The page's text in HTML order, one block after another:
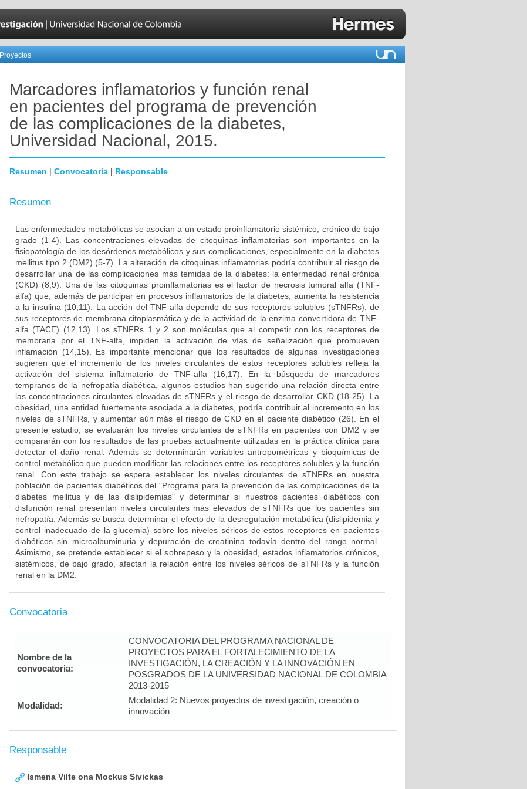
Proyectos
Marcadores inflamatorios y función renal
en pacientes del programa de prevención
de las complicaciones de la diabetes,
Universidad Nacional, 2015.
Resumen | Convocatoria | Responsable
Resumen
Las enfermedades metabólicas se asocian a un estado proinflamatorio sistémico, crónico de bajo
grado (1-4). Las concentraciones elevadas de citoquinas inflamatorias son importantes en la
fisiopatología de los desórdenes metabólicos y sus complicaciones, especialmente en la diabetes
mellitus tipo 2 (DM2) (5-7). La alteración de citoquinas inflamatorias podría contribuir al riesgo de
desarrollar una de las complicaciones más temidas de la diabetes: la enfermedad renal crónica
(CKD) (8,9). Una de las citoquinas proinflamatorias es el factor de necrosis tumoral alfa (TNF-
alfa) que, además de participar en procesos inflamatorios de la diabetes, aumenta la resistencia
a la insulina (10,11). La acción del TNF-alfa depende de sus receptores solubles (sTNFRs), de
sus receptores de membrana citoplasmática y de la actividad de la enzima convertidora de TNF-
alfa (TACE) (12,13). Los sTNFRs 1 y 2 son moléculas que al competir con los receptores de
membrana por el TNF-alfa, impiden la activación de vías de señalización que promueven
inflamación (14,15). Es importante mencionar que los resultados de algunas investigaciones
sugieren que el incremento de los niveles circulantes de estos receptores solubles refleja la
activación del sistema inflamatorio de TNF-alfa (16,17). En la búsqueda de marcadores
tempranos de la nefropatía diabética, algunos estudios han sugerido una relación directa entre
las concentraciones circulantes elevadas de sTNFRs y el riesgo de desarrollar CKD (18-25). La
obesidad, una entidad fuertemente asociada a la diabetes, podría contribuir al incremento en los
niveles de sTNFRs, y aumentar aún más el riesgo de CKD en el paciente diabético (26). En el
presente estudio, se evaluarán los niveles circulantes de sTNFRs en pacientes con DM2 y se
compararán con los resultados de las pruebas actualmente utilizadas en la práctica clínica para
detectar el daño renal. Además se determinarán variables antropométricas y bioquímicas de
control metabólico que pueden modificar las relaciones entre los receptores solubles y la función
renal. Con este trabajo se espera establecer los niveles circulantes de sTNFRs en nuestra
población de pacientes diabéticos del "Programa para la prevención de las complicaciones de la
diabetes mellitus y de las dislipidemias" y determinar si nuestros pacientes diabéticos con
disfunción renal presentan niveles circulantes más elevados de sTNFRs que los pacientes sin
nefropatía. Además se busca determinar el efecto de la desregulación metabólica (dislipidemia y
control inadecuado de la glucemia) sobre los niveles séricos de estos receptores en pacientes
diabéticos sin microalbuminuria y depuración de creatinina todavía dentro del rango normal.
Asimismo, se pretende establecer si el sobrepeso y la obesidad, estados inflamatorios crónicos,
sistémicos, de bajo grado, afectan la relación entre los niveles séricos de sTNFRs y la función
renal en la DM2.
Convocatoria
Nombre de la
convocatoria:
CONVOCATORIA DEL PROGRAMA NACIONAL DE
PROYECTOS PARA EL FORTALECIMIENTO DE LA
INVESTIGACIÓN, LA CREACIÓN Y LA INNOVACIÓN EN
POSGRADOS DE LA UNIVERSIDAD NACIONAL DE COLOMBIA
2013-2015
Modalidad:
Modalidad 2: Nuevos proyectos de investigación, creación o
innovación
Responsable
Ismena Vilte ona Mockus Sivickas